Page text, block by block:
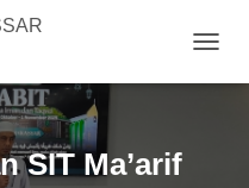
O
SIT Ma’arif